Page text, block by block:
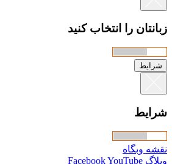
زبانتان را انتخاب کنید
شرایط
شرایط
نقشه وبگاه
وبلاگ
FacebookYouTube